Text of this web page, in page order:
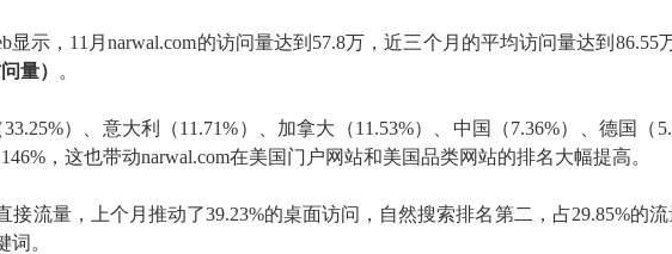
显示，11月narwal.com的访问量达到57.8万，近三个月的平均访问量达到86.55
量）
。
33.25%）、意大利（11.71%）、加拿大（11.53%）、中国（7.36%）、德国（
146% ， 这也带动narwal.com在美国门户网站和美国品类网站的排名大幅提高。
接流量，上个月推动了39.23%的桌面访问，自然搜索排名第二，占29.85%的
词。